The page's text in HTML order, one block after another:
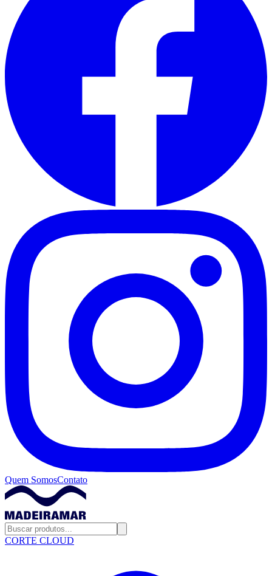
Quem SomosContato
CORTE CLOUD